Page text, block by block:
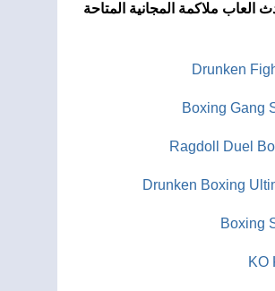
العاب ملاكمة المجانية المتاحة
Drunken
Boxing Gang
Ragdoll Duel
Drunken Boxing
Boxing
KO